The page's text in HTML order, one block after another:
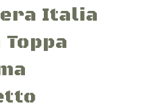
Italia